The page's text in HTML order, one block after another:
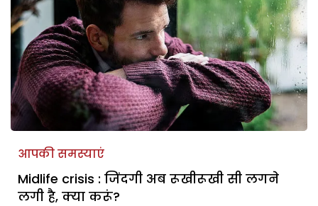
आपकी समस्याएं
Midlife crisis : जिंदगी अब रूखीरूखी सी लगने
लगी है, क्या करूं?